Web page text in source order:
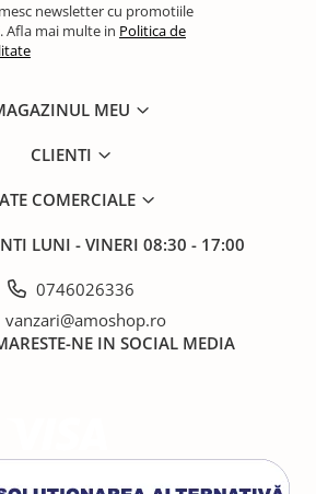
newsletter cu promotiile
Afla mai multe in Politica de
MEU
CLIENTI
COMERCIALE
LUNI - VINERI 08:30 - 17:00
0746026336
vanzari@amoshop.ro
NE IN SOCIAL MEDIA